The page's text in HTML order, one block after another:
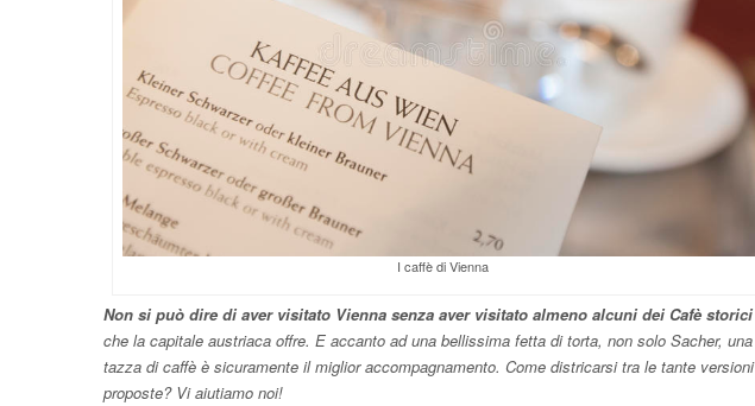
I caffè di Vienna
Non si può dire di aver visitato Vienna senza aver visitato almeno alcuni dei Cafè storici
che la capitale austriaca offre. E accanto ad una bellissima fetta di torta, non solo Sacher, una
tazza di caffè è sicuramente il miglior accompagnamento. Come districarsi tra le tante versioni
proposte? Vi aiutiamo noi!